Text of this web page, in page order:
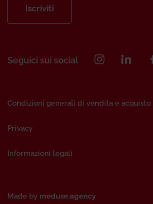
Iscriviti
Seguici sui social
Made by meduse.agency
Condizioni generali di vendita e acquisto
Privacy
Informazioni legali